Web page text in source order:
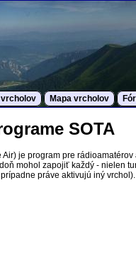
vrcholov Mapa vrcholov
SOTA
Air) je program pre
mohol zapojiť každý - nielen
práve aktivujú iný vrchol).